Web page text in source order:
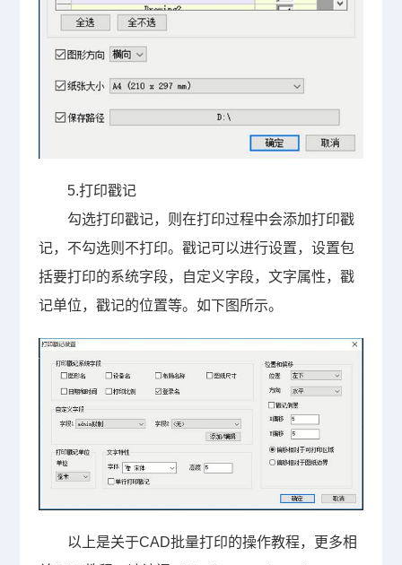
5.打印戳记
勾选打印戳记，则在打印过程中会添加打印戳
记，不勾选则不打印。戳记可以进行设置，设置包
括要打印的系统字段，自定义字段，文字属性，戳
记单位，戳记的位置等。如下图所示。
以上是关于CAD批量打印的操作教程，更多相